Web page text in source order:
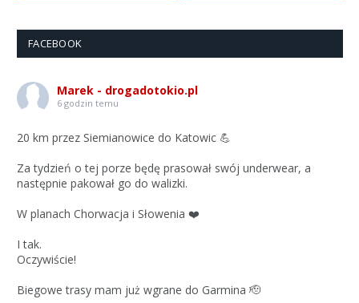
FACEBOOK
Marek - drogadotokio.pl
6 godzin temu
20 km przez Siemianowice do Katowic 💪
Za tydzień o tej porze będę prasował swój underwear, a
następnie pakował go do walizki.
W planach Chorwacja i Słowenia ❤️
I tak.
Oczywiście!
Biegowe trasy mam już wgrane do Garmina 🫡